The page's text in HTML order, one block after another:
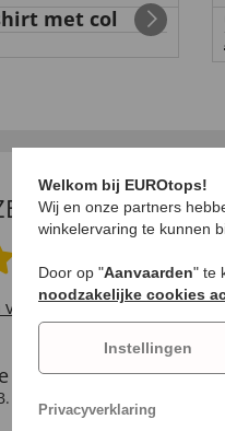
met col
het verifiëren van
Schals
. door
Welkom bij EUROtops!
Wij en onze partners
winkelervaring te kunnen
Door op "Aanvaarden" te
noodzakelijke cookies
Instellingen
Privacyverklaring